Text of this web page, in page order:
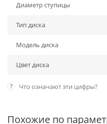
Диаметр ступицы
Тип диска
Модель диска
Цвет диска
? Что означают эти цифры?
Похожие по